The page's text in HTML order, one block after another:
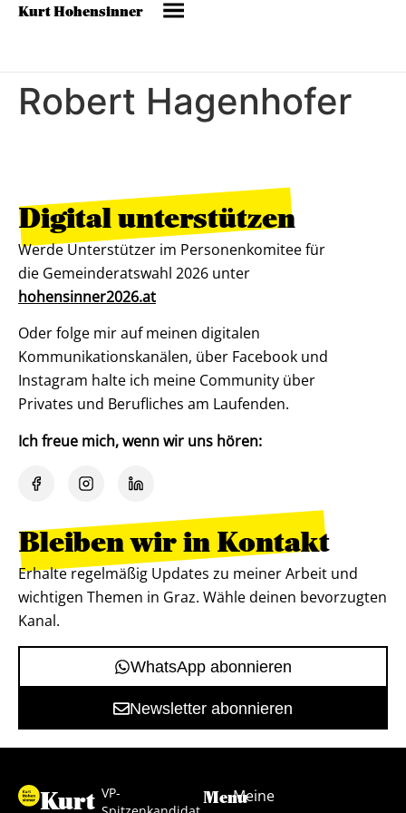
Kurt Hohensinner
Robert Hagenhofer
Digital unterstützen
Werde Unterstützer im Personenkomitee für
die Gemeinderatswahl 2026 unter
hohensinner2026.at
Oder folge mir auf meinen digitalen
Kommunikationskanälen, über Facebook und
Instagram halte ich meine Community über
Privates und Berufliches am Laufenden.
Ich freue mich, wenn wir uns hören:
Bleiben wir in Kontakt
Erhalte regelmäßig Updates zu meiner Arbeit und
wichtigen Themen in Graz. Wähle deinen bevorzugten
Kanal.
WhatsApp abonnieren
Newsletter abonnieren
Kurt VP-
MenuMeine